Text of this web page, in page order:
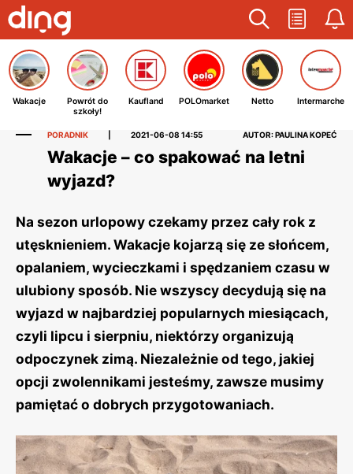
Wakacje
Powrót do
szkoły!
Kaufland POLOmarket Netto Intermarche
PORADNIK 2021-06-08 14:55 AUTOR: PAULINA KOPEĆ
Wakacje – co spakować na letni
wyjazd?
Na sezon urlopowy czekamy przez cały rok z
utęsknieniem. Wakacje kojarzą się ze słońcem,
opalaniem, wycieczkami i spędzaniem czasu w
ulubiony sposób. Nie wszyscy decydują się na
wyjazd w najbardziej popularnych miesiącach,
czyli lipcu i sierpniu, niektórzy organizują
odpoczynek zimą. Niezależnie od tego, jakiej
opcji zwolennikami jesteśmy, zawsze musimy
pamiętać o dobrych przygotowaniach.